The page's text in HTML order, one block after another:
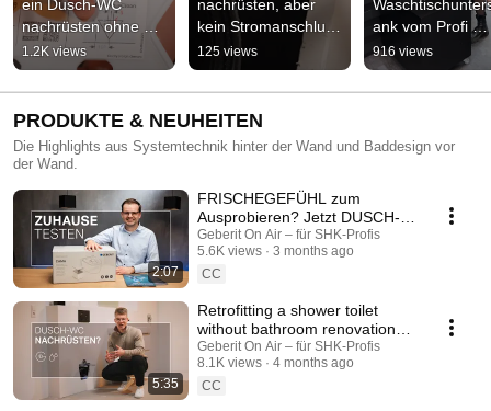
ein Dusch-WC
nachrüsten ohne
Badrenovierung
1.2K views
nachrüsten, aber
kein Stromanschluss
am WC vorhanden?
125 views
ank vom Profi
getestet.
916 views
PRODUKTE & NEUHEITEN
Die Highlights aus Systemtechnik hinter der Wand und Baddesign vor
der Wand.
2:07
FRISCHEGEFÜHL zum
Ausprobieren? Jetzt DUSCH-
WC zu Hause testen!
Geberit On Air – für SHK-Profis
5.6K views
3 months ago
CC
5:35
Retrofitting a shower toilet
without bathroom renovation?
Here's how to get electricity
and water...
Geberit On Air – für SHK-Profis
8.1K views
4 months ago
CC